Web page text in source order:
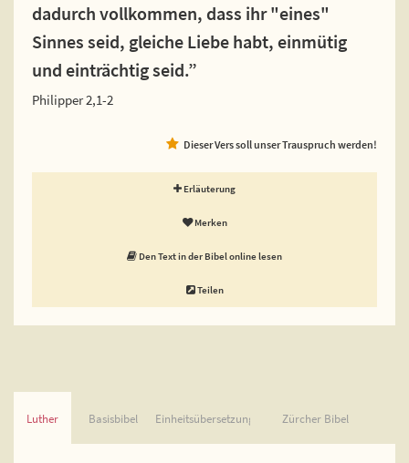
dadurch vollkommen, dass ihr "eines"
Sinnes seid, gleiche Liebe habt, einmütig
und einträchtig seid.”
Philipper 2,1-2
Dieser Vers soll unser Trauspruch werden!
Erläuterung
Merken
Den Text in der Bibel online lesen
Teilen
Luther Basisbibel Einheitsübersetzung Zürcher Bibel